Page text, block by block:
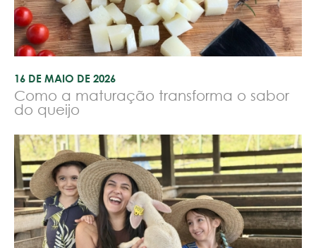
16 DE MAIO DE 2026
Como a maturação transforma o sabor
do queijo